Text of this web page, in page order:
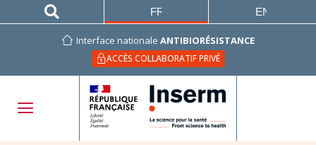
Interface nationale ANTIBIORÉSISTANCE
ACCÈS COLLABORATIF PRIVÉ
FRANÇAIS ENGLISH